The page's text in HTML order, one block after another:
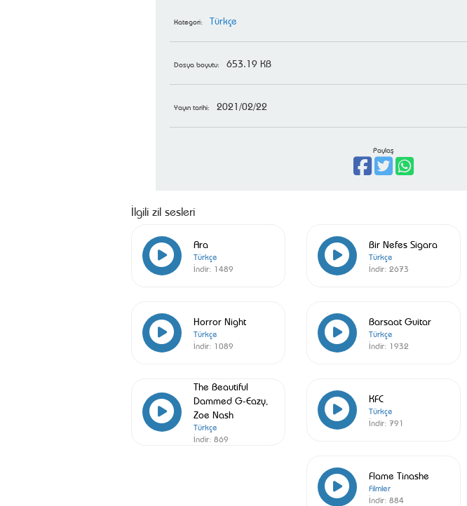
Kategori: Türkçe
Dosya boyutu: 653.19 KB
Yayın tarihi: 2021/02/22
Paylaş
İlgili zil sesleri
Ara
Türkçe
İndir: 1489
Bir Nefes Sigara
Türkçe
İndir: 2673
Horror Night
Türkçe
İndir: 1089
Barsaat Guitar
Türkçe
İndir: 1932
The Beautiful
Dammed G-Eazy,
Zoe Nash
Türkçe
İndir: 869
KFC
Türkçe
İndir: 791
Flame Tinashe
Filmler
İndir: 884